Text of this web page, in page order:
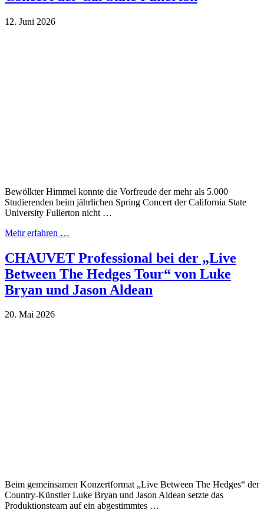
12. Juni 2026
Bewölkter Himmel konnte die Vorfreude der mehr als 5.000
Studierenden beim jährlichen Spring Concert der California State
University Fullerton nicht …
Mehr erfahren …
CHAUVET Professional bei der „Live
Between The Hedges Tour“ von Luke
Bryan und Jason Aldean
20. Mai 2026
Beim gemeinsamen Konzertformat „Live Between The Hedges“ der
Country-Künstler Luke Bryan und Jason Aldean setzte das
Produktionsteam auf ein abgestimmtes …